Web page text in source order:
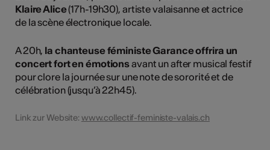
Klaire Alice(17h-19h30), artiste valaisanne et actrice
de la scène électronique locale.
A 20h, la chanteuse féministe Garance offrira un
concert fort en émotionsavant un after musical festif
pour clore la journée sur une note de sororité et de
célébration (jusqu’à 22h45).
Link zur Website: www.collectif-feministe-valais.ch